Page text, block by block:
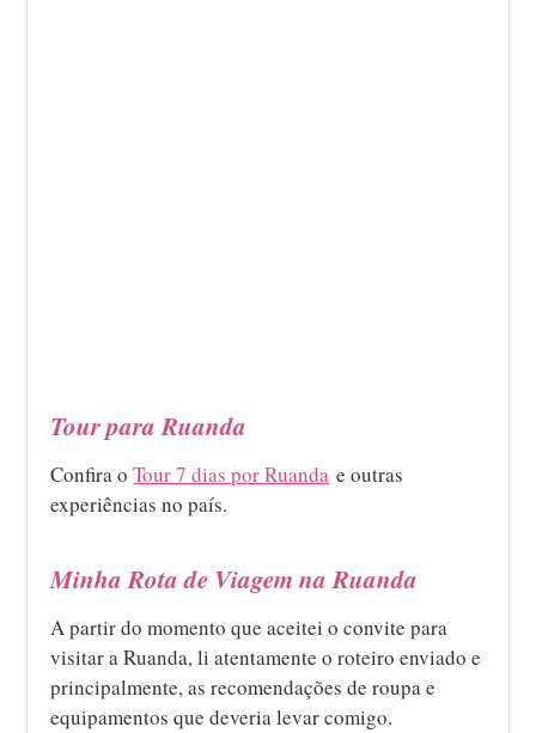
Tour para Ruanda
Confira oTour 7 dias por Ruanda e outras
experiências no país.
Minha Rota de Viagem na Ruanda
A partir do momento que aceitei o convite para
visitar a Ruanda, li atentamente o roteiro enviado e
principalmente, as recomendações de roupa e
equipamentos que deveria levar comigo.